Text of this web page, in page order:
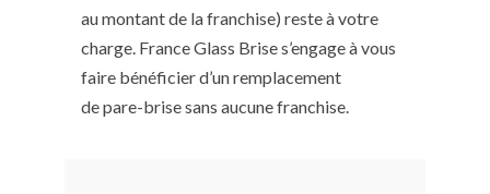
au montant de la franchise) reste à votre
charge. France Glass Brise s’engage à vous
faire bénéficier d’un remplacement
de pare-brise sans aucune franchise.